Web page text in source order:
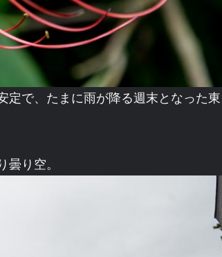
定で、たまに雨が降る週末となった東
り空。